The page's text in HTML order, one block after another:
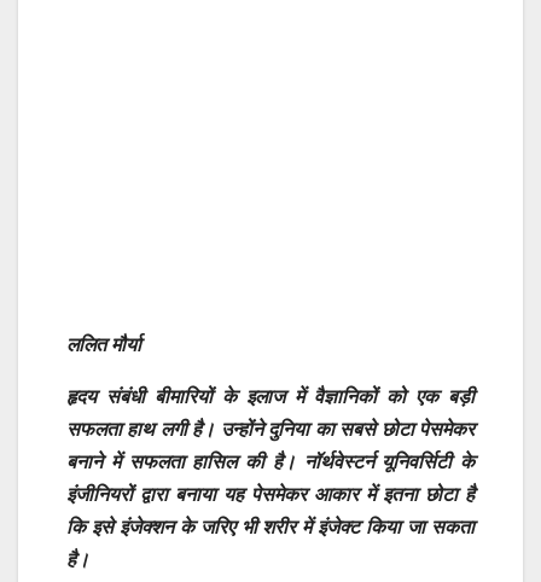
ललित मौर्या
हृदय संबंधी बीमारियों के इलाज में वैज्ञानिकों को एक बड़ी
सफलता हाथ लगी है। उन्होंने दुनिया का सबसे छोटा पेसमेकर
बनाने में सफलता हासिल की है। नॉर्थवेस्टर्न यूनिवर्सिटी के
इंजीनियरों द्वारा बनाया यह पेसमेकर आकार में इतना छोटा है
कि इसे इंजेक्शन के जरिए भी शरीर में इंजेक्ट किया जा सकता
है।